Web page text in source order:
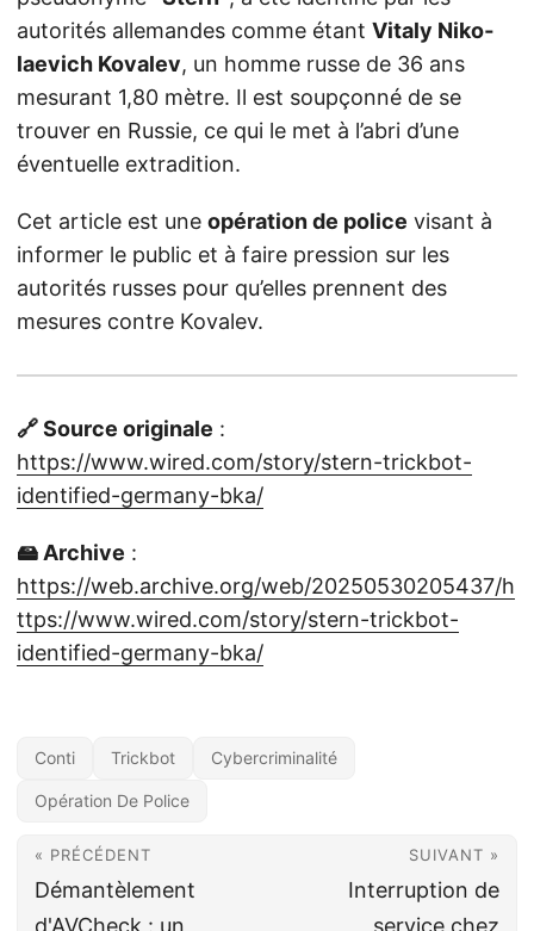
autorités allemandes comme étant Vi­ta­ly Ni­ko­
lae­vich Kovalev, un homme russe de 36 ans
mesurant 1,80 mètre. Il est soupçonné de se
trouver en Russie, ce qui le met à l’abri d’une
éventuelle extradition.
Cet article est une opération de police visant à
informer le public et à faire pression sur les
autorités russes pour qu’elles prennent des
mesures contre Kovalev.
🔗 Source originale :
https://www.wired.com/story/stern-trickbot-
identified-germany-bka/
🖴 Archive :
https://web.archive.org/web/20250530205437/h
ttps://www.wired.com/story/stern-trickbot-
identified-germany-bka/
Conti Trickbot Cybercriminalité
Opération De Police
« PRÉCÉDENT
Démantèlement
d'AVCheck : un
SUIVANT »
Interruption de
service chez